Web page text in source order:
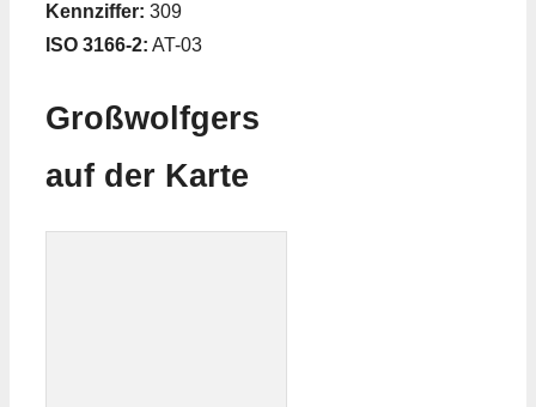
Kennziffer: 309
ISO 3166-2: AT-03
Großwolfgers
auf der Karte